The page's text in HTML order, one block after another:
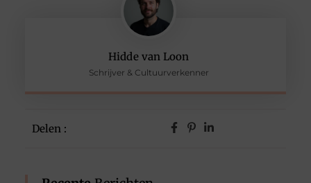
Hidde van Loon
Schrijver & Cultuurverkenner
Delen :